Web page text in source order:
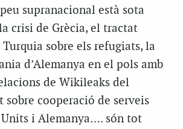
supranacional està sota
crisi de Grècia, el tractat
Turquia sobre els refugiats, la
d’Alemanya en el pols amb
de Wikileaks del
sobre cooperació de serveis
Units i Alemanya…. són tot